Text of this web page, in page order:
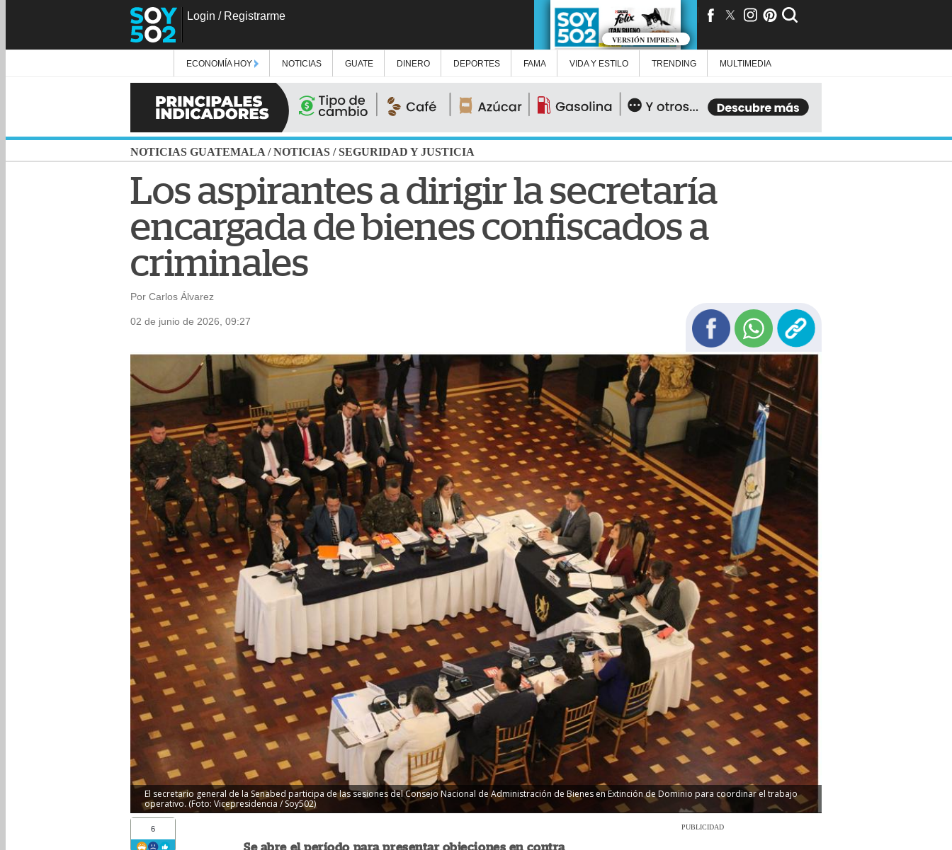
Login / Registrarme
VERSIÓN IMPRESA
ECONOMÍA HOY NOTICIAS GUATE DINERO DEPORTES FAMA VIDA Y ESTILO TRENDING MULTIMEDIA
NOTICIAS GUATEMALA /NOTICIAS /SEGURIDAD Y JUSTICIA
Los aspirantes a dirigir la secretaría
encargada de bienes confiscados a
criminales
Por Carlos Álvarez
02 de junio de 2026, 09:27
El secretario general de la Senabed participa de las sesiones del Consejo Nacional de Administración de Bienes en Extinción de Dominio para coordinar el trabajo
operativo. (Foto: Vicepresidencia / Soy502)
6
Se abre el período para presentar objeciones en contra
PUBLICIDAD